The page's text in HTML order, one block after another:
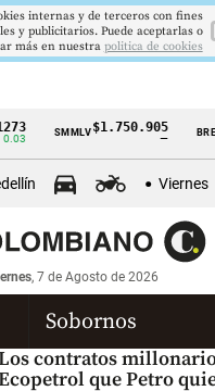
SMMLV $1.750.905
Viernes
, 7 de Agosto de 2026
Sobornos
contratos
que Petro
internas y de terceros con fines
y publicitarios. Puede aceptarlas o
más en nuestra politica de cookies